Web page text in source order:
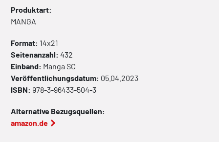
Produktart:
MANGA
Format: 14x21
Seitenanzahl: 432
Einband: Manga SC
Veröffentlichungsdatum: 05.04.2023
ISBN: 978-3-96433-504-3
Alternative Bezugsquellen:
amazon.de